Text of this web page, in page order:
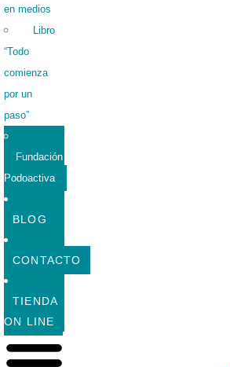
en medios
Libro
“Todo
comienza
por un
paso”
Fundación
Podoactiva
BLOG
CONTACTO
TIENDA
ON LINE